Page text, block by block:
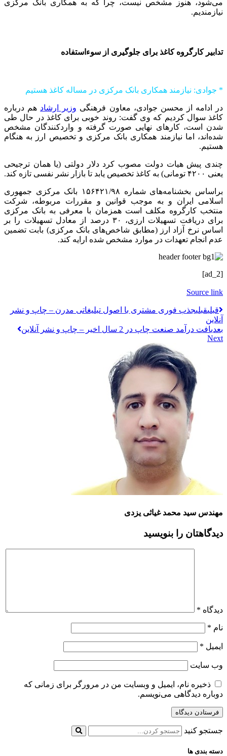
می‌شود، هنوز مشخص نیست، چرا که به همکاری بانک مرکزی
نیازمندیم.
تدابیر کارگروه کاغذ برای جلوگیری از سوءاستفاده
* جوادی: نیازمند همکاری بانک مرکزی در مساله کاغذ هستیم
در ادامه از محسن جوادی، معاون فرهنگی وزیر ارشاد هم درباره
کاغذ سوال کردیم که وی گفت: روند خوبی برای کاغذ در حال طی
شدن است، کارهای نهایی صورت گرفته و واردکنندگان مشخص
شده‌اند، اما نیازمند همکاری بانک مرکزی و تخصیص ارز به هنگام
هستیم.
چندی پیش هیات دولت مصوب کرد دلار دولتی (یا همان ترجیحی
یعنی ۴۲۰۰ تومانی) به کاغذ تخصیص یابد تا بازار نشر نفسی تازه کند.
براساس بخشنامه‌های شماره ۱۵۶۴۲۱/۹۸ بانک مرکزی جمهوری
اسلامی ایران و به موجب قوانین و مقررات مربوطه، شرکت
منتخب کارگروه مکلف است همزمان با معرفی به بانک مرکزی
برای دریافت تسهیلات ارزی، ۳۰ درصد از معادل تسهیلات را بر
اساس نرخ آزاد ارز (مطابق شاخص‎‌های بانک مرکزی) بابت تضمین
عدم انجام تعهدات در موارد مشخص شده ارایه کند.
[ad_2]
Source link
قبليقبلیجذب فوری مشتری با اصول تبلیغاتی مدرن – چاپ و نشر
آنلاین
بعدیافت درآمد صنعت چاپ در 2 سال اخیر – چاپ و نشر آنلاین
Next
مهندس سید محمد غیاثی یزدی
دیدگاهتان را بنویسید
دیدگاه *
نام *
ایمیل *
وب‌ سایت
ذخیره نام، ایمیل و وبسایت من در مرورگر برای زمانی که
دوباره دیدگاهی می‌نویسم.
جستجو کنید
دسته بندی ها